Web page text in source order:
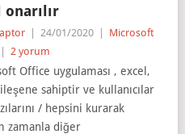
onarılır
24/01/2020
Microsoft
2 yorum
Office uygulaması , excel,
sahiptir ve kullanıcılar
/ hepsini kurarak
zamanla diğer